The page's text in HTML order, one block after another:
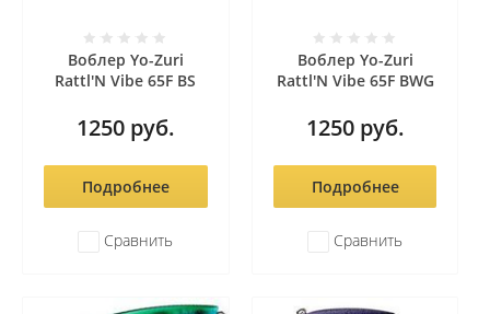
Воблер Yo-Zuri
Rattl'N Vibe 65F BS
1250руб.
Подробнее
Сравнить
Воблер Yo-Zuri
Rattl'N Vibe 65F BWG
1250руб.
Подробнее
Сравнить